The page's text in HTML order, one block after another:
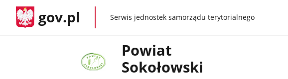
gov.pl gov.plSerwis jednostek samorządu terytorialnego
Powiat
Sokołowski